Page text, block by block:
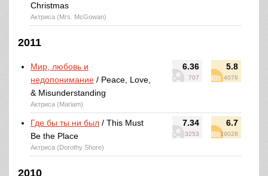
Christmas
Актриса (Mrs. McGowan)
2011
6.36
707
5.8
4078
Мир, любовь и
недопонимание / Peace, Love,
& Misunderstanding
Актриса (Mariam)
7.34
3253
6.7
19028
Где бы ты ни был / This Must
Be the Place
Актриса (Dorothy Shore)
2010